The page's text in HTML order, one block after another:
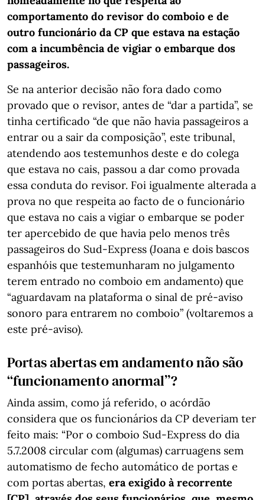
comportamento do revisor do comboio e de
outro funcionário da CP que estava na estação
com a incumbência de vigiar o embarque dos
passageiros.
Se na anterior decisão não fora dado como
provado que o revisor, antes de “dar a partida”, se
tinha certificado “de que não havia passageiros a
entrar ou a sair da composição”, este tribunal,
atendendo aos testemunhos deste e do colega
que estava no cais, passou a dar como provada
essa conduta do revisor. Foi igualmente alterada a
prova no que respeita ao facto de o funcionário
que estava no cais a vigiar o embarque se poder
ter apercebido de que havia pelo menos três
passageiros do Sud-Express (Joana e dois bascos
espanhóis que testemunharam no julgamento
terem entrado no comboio em andamento) que
“aguardavam na plataforma o sinal de pré-aviso
sonoro para entrarem no comboio” (voltaremos a
este pré-aviso).
Portas abertas em andamento não são
“funcionamento anormal”?
Ainda assim, como já referido, o acórdão
considera que os funcionários da CP deveriam ter
feito mais: “Por o comboio Sud-Express do dia
5.7.2008 circular com (algumas) carruagens sem
automatismo de fecho automático de portas e
com portas abertas, era exigido à recorrente